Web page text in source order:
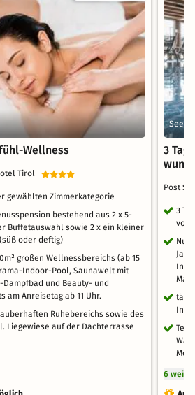
Wellness
Tirol
gewählten Zimmerkategorie
bestehend aus 2 x 5-
Buffetauswahl sowie 2 x ein kleiner
oder deftig)
großen Wellnessbereichs (ab 15
Indoor-Pool, Saunawelt mit
und Beauty- und
am Anreisetag ab 11 Uhr.
Ruhebereichs sowie des
Liegewiese auf der Dachterrasse
3
Post
3
vom
6